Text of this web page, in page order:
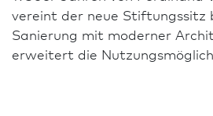
vereint der neue Stiftungssitz
Sanierung mit moderner
erweitert die